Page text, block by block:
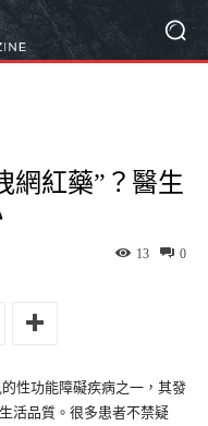
網紅藥”？醫生
0
13
性功能障礙疾病之一，其發
活品質。很多患者不禁疑